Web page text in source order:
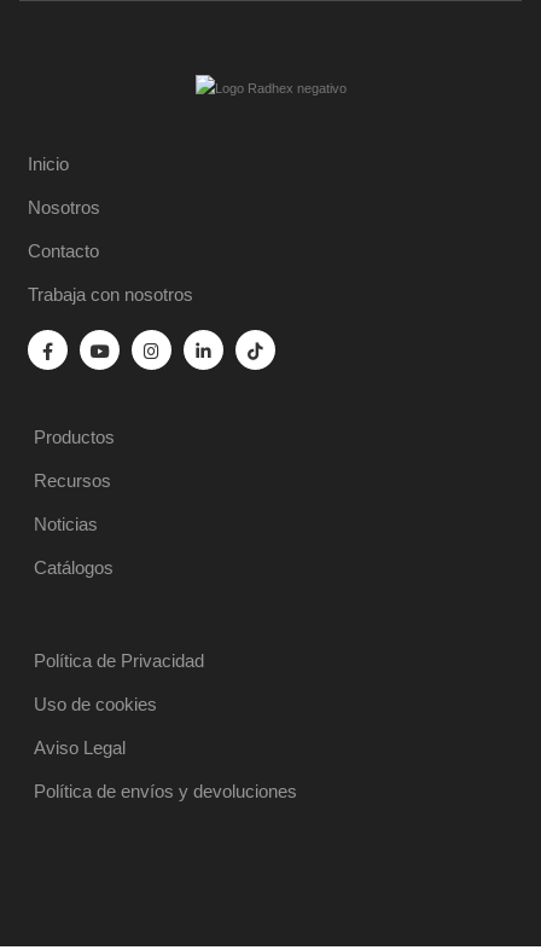
Inicio
Nosotros
Contacto
Trabaja con nosotros
Productos
Recursos
Noticias
Catálogos
Política de Privacidad
Uso de cookies
Aviso Legal
Política de envíos y devoluciones